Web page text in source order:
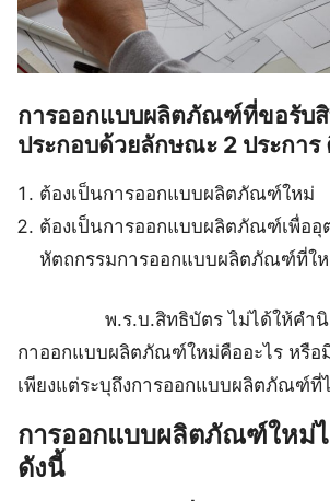
การออกแบบผลิตภัณฑ์ที่ขอรับ
ประกอบด้วยลักษณะ 2 ประการ
ต้องเป็นการออกแบบผลิตภัณฑ์ใหม่
ต้องเป็นการออกแบบผลิตภัณฑ์เพื่ออุ
หัตถกรรมการออกแบบผลิตภัณฑ์ที่ใ
พ.ร.บ.สิทธิบัตร ไม่ได้ให้คำนิยา
กาออกแบบผลิตภัณฑ์ใหม่คืออะไร หรือ
เพียงแต่ระบุถึงการออกแบบผลิตภัณฑ์ที่
การออกแบบผลิตภัณฑ์ใหม่ไ
ดังนี้